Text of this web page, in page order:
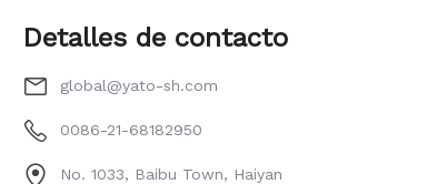
Detalles de contacto
global@yato-sh.com
0086-21-68182950
No. 1033, Baibu Town, Haiyan